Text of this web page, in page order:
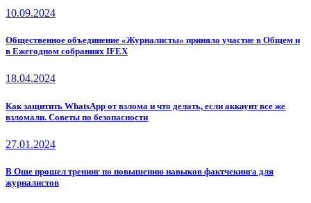
10.09.2024
Общественное объединение «Журналисты» приняло участие в Общем и
в Ежегодном собраниях IFEX
18.04.2024
Как защитить WhatsApp от взлома и что делать, если аккаунт все же
взломали. Советы по безопасности
27.01.2024
В Оше прошел тренинг по повышению навыков фактчекинга для
журналистов